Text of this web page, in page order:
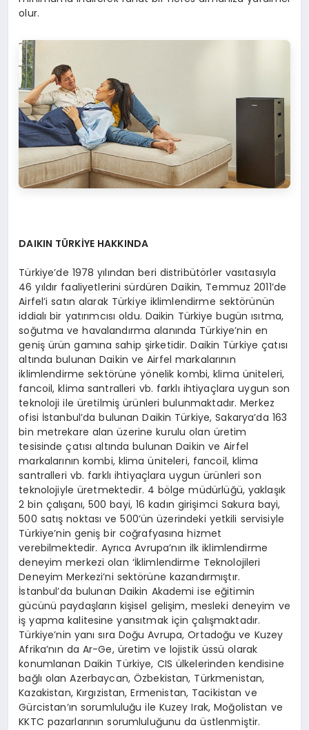
olur.
DAIKIN TÜRKİYE HAKKINDA
Türkiye’de 1978 yılından beri distribütörler vasıtasıyla
46 yıldır faaliyetlerini sürdüren Daikin, Temmuz 2011’de
Airfel’i satın alarak Türkiye iklimlendirme sektörünün
iddialı bir yatırımcısı oldu. Daikin Türkiye bugün ısıtma,
soğutma ve havalandırma alanında Türkiye’nin en
geniş ürün gamına sahip şirketidir. Daikin Türkiye çatısı
altında bulunan Daikin ve Airfel markalarının
iklimlendirme sektörüne yönelik kombi, klima üniteleri,
fancoil, klima santralleri vb. farklı ihtiyaçlara uygun son
teknoloji ile üretilmiş ürünleri bulunmaktadır. Merkez
ofisi İstanbul’da bulunan Daikin Türkiye, Sakarya’da 163
bin metrekare alan üzerine kurulu olan üretim
tesisinde çatısı altında bulunan Daikin ve Airfel
markalarının kombi, klima üniteleri, fancoil, klima
santralleri vb. farklı ihtiyaçlara uygun ürünleri son
teknolojiyle üretmektedir. 4 bölge müdürlüğü, yaklaşık
2 bin çalışanı, 500 bayi, 16 kadın girişimci Sakura bayi,
500 satış noktası ve 500’ün üzerindeki yetkili servisiyle
Türkiye’nin geniş bir coğrafyasına hizmet
verebilmektedir. Ayrıca Avrupa’nın ilk iklimlendirme
deneyim merkezi olan ‘İklimlendirme Teknolojileri
Deneyim Merkezi’ni sektörüne kazandırmıştır.
İstanbul’da bulunan Daikin Akademi ise eğitimin
gücünü paydaşların kişisel gelişim, mesleki deneyim ve
iş yapma kalitesine yansıtmak için çalışmaktadır.
Türkiye’nin yanı sıra Doğu Avrupa, Ortadoğu ve Kuzey
Afrika’nın da Ar-Ge, üretim ve lojistik üssü olarak
konumlanan Daikin Türkiye, CIS ülkelerinden kendisine
bağlı olan Azerbaycan, Özbekistan, Türkmenistan,
Kazakistan, Kırgızistan, Ermenistan, Tacikistan ve
Gürcistan’ın sorumluluğu ile Kuzey Irak, Moğolistan ve
KKTC pazarlarının sorumluluğunu da üstlenmiştir.